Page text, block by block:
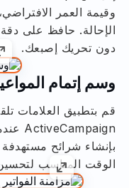
وقيمة العمر
الإحالة. حافظ على
دون تحريك إصبعك.
وسم إتمام
قم بتطبيق العلامات
بإنشاء شرائح
الوقت المناسب